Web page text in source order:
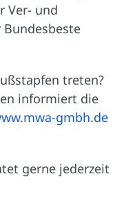
Ver- und
Bundesbeste
treten?
informiert die
gmbh.de
gerne jederzeit